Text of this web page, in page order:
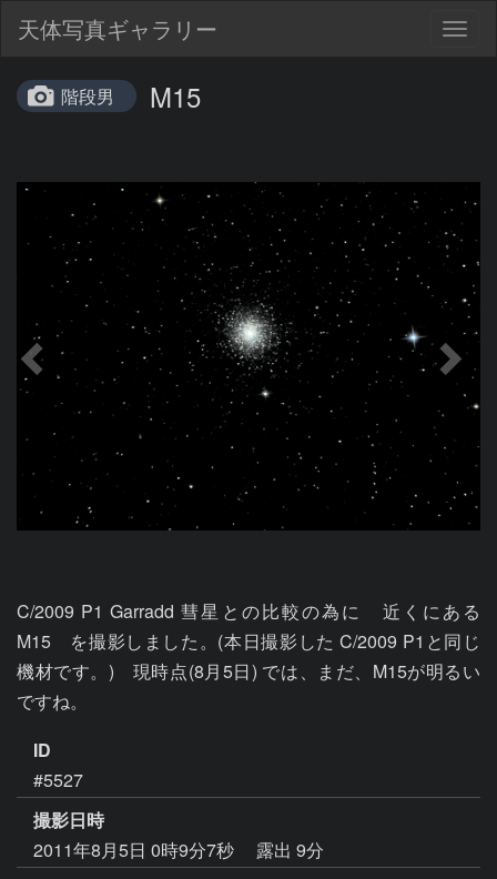
天体写真ギャラリー
階段男 M15
C/2009 P1 Garradd 彗星との比較の為に　近くにある
M15　を撮影しました。(本日撮影した C/2009 P1と同じ
機材です。)　現時点(8月5日) では、まだ、M15が明るい
ですね。
ID
#5527
撮影日時
2011年8月5日 0時9分7秒
露出 9分